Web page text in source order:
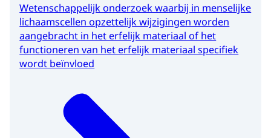
Wetenschappelijk onderzoek waarbij in menselijke
lichaamscellen opzettelijk wijzigingen worden
aangebracht in het erfelijk materiaal of het
functioneren van het erfelijk materiaal specifiek
wordt beïnvloed